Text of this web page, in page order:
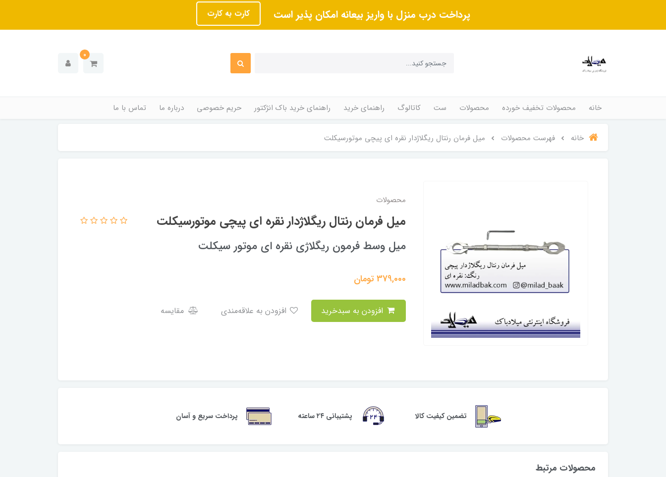
پرداخت درب منزل با واریز بیعانه امکان پذیر است کارت به کارت
0
خانه محصولات تخفیف خورده محصولات ست کاتالوگ راهنمای خرید راهنمای خرید باک انژکتور حریم خصوصی درباره ما تماس با ما
خانه فهرست محصولات میل فرمان رنتال ریگلاژدار نقره ای پیچی موتورسیکلت
محصولات
میل فرمان رنتال ریگلاژدار نقره ای پیچی موتورسیکلت
میل وسط فرمون ریگلاژی نقره ای موتور سیکلت
379,000تومان
مقایسه
تضمین کیفیت کالا پشتیبانی ۲۴ ساعته پرداخت سریع و آسان
محصولات مرتبط